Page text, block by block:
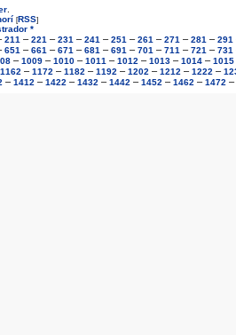
[RSS]
*
211 – 221 – 231 – 241 – 251 – 261 – 271 – 281 – 291
651 – 661 – 671 – 681 – 691 – 701 – 711 – 721 – 731
– 1009 – 1010 – 1011 – 1012 – 1013 – 1014 – 1015
1162 – 1172 – 1182 – 1192 – 1202 – 1212 – 1222 –
– 1412 – 1422 – 1432 – 1442 – 1452 – 1462 – 1472 –